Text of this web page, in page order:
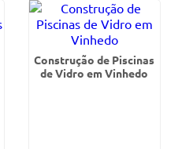
Construção de Piscinas
de Vidro em Vinhedo